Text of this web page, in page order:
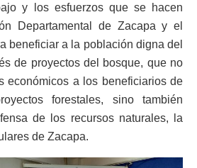
y los esfuerzos que se hacen
Departamental de Zacapa y el
beneficiar a la población digna del
de proyectos del bosque, que no
económicos a los beneficiarios de
forestales, sino también
de los recursos naturales, la
de Zacapa.